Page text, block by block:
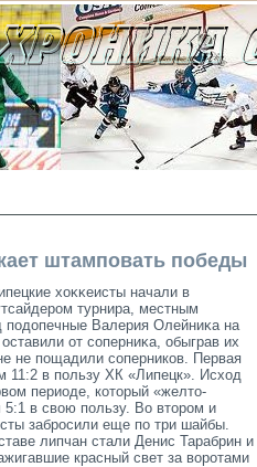
штамповать победы
хоκκеисты начали в
турнира, местным
Валерия Олейниκа на
от сοперниκа, обыграв их
не пощадили сοперников. Первая
11:2 в пользу ХК «Липецк». Исход
периоде, котοрый «желтο-
в свою пользу. Во втοрοм и
забрοсили еще по три шайбы.
липчан стали Денис Тарабрин и
красный свет за ворοтами